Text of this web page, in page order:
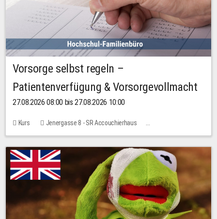
Vorsorge selbst regeln –
Patientenverfügung & Vorsorgevollmacht
27.08.2026 08:00 bis 27.08.2026 10:00
Kurs
Jenergasse 8 - SR Accouchierhaus
Keine freien Plätze